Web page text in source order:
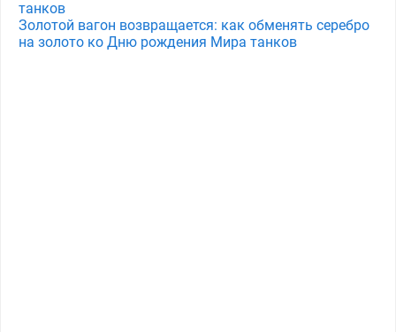
танков
Золотой вагон возвращается: как обменять серебро
на золото ко Дню рождения Мира танков